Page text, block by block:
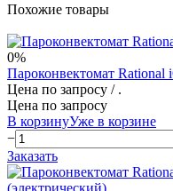
Похожие товары
0%
Пароконвектомат Rational
Цена по запросу / .
Цена по запросу
В корзинуУже в корзине
−
Заказать